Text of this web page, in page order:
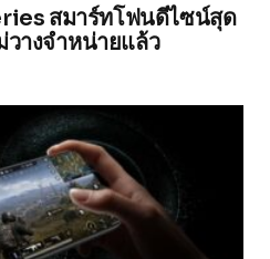
สมาร์ทโฟนดีไซน์สุด
างจำหน่ายแล้ว